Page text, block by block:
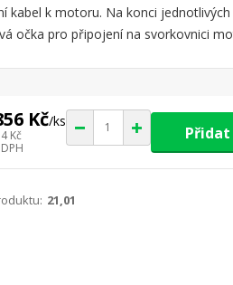
kabel k motoru. Na konci
očka pro připojení na svorkovnici
Kč/ks
Kč
Přidat
21,01